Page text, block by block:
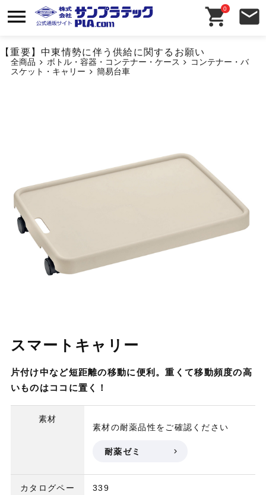
【重要】中東情勢に伴う供給に関するお願い
0
全商品 ボトル・容器・コンテナー・ケース
コンテナー・バ
スケット・キャリー
簡易台車
スマートキャリー
片付け中など短距離の移動に便利。重くて移動頻度の高
いものはココに置く！
素材
素材の耐薬品性をご確認ください
耐薬ゼミ
カタログペー
339